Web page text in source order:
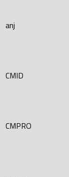
anj
CMID
CMPRO